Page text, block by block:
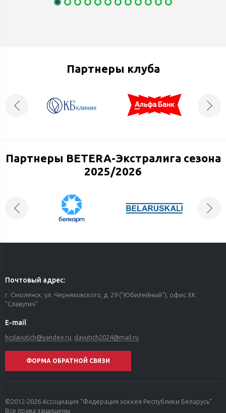
Партнеры клуба
Партнеры BETERA-Экстралига сезона
2025/2026
Почтовый адрес:
г. Смоленск, ул. Черняховского, д. 29 ("Юбилейный"), офис ХК
"Славутич"
E-mail
hcslavutich@yandex.ru; slavutich2024@mail.ru
ФОРМА ОБРАТНОЙ СВЯЗИ
©2012-2026 Ассоциация "Федерация хоккея Республики Беларусь".
Все права защищены.